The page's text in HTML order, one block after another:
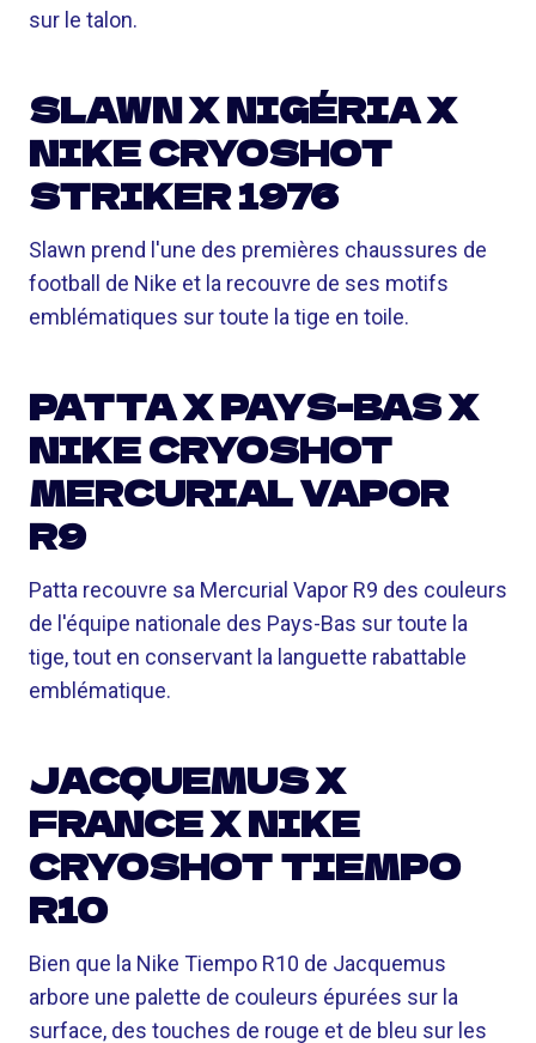
sur le talon.
SLAWN X NIGÉRIA X
NIKE CRYOSHOT
STRIKER 1976
Slawn prend l'une des premières chaussures de
football de Nike et la recouvre de ses motifs
emblématiques sur toute la tige en toile.
PATTA X PAYS-BAS X
NIKE CRYOSHOT
MERCURIAL VAPOR
R9
Patta recouvre sa Mercurial Vapor R9 des couleurs
de l'équipe nationale des Pays-Bas sur toute la
tige, tout en conservant la languette rabattable
emblématique.
JACQUEMUS X
FRANCE X NIKE
CRYOSHOT TIEMPO
R10
Bien que la Nike Tiempo R10 de Jacquemus
arbore une palette de couleurs épurées sur la
surface, des touches de rouge et de bleu sur les